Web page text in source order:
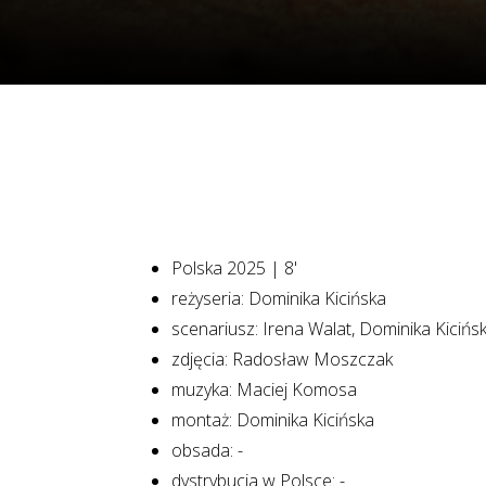
Polska 2025 | 8'
reżyseria: Dominika Kicińska
scenariusz: Irena Walat, Dominika
zdjęcia: Radosław Moszczak
muzyka: Maciej Komosa
montaż: Dominika Kicińska
obsada: -
dystrybucja w Polsce: -